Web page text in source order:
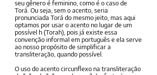
seu gênero é feminino, como é o caso de
Torá. Ou seja, sem o acento, seria
pronunciada Torá do mesmo jeito, mas aqui
optamos por usar o acento no lugar de um
possível h (Torah), pois já existe essa
convenção informal em português e ela serve
ao nosso propósito de simplificar a
transliteração, quando possível.
O uso do acento circunflexo na transliteração